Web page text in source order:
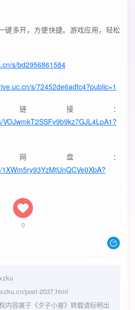
键多开，方便快捷。游戏应用，轻松
s/bd2956861584
s/72452de6adfc4?public=1
接：
盘：
0
post-2037.html
内容属于《夕子小屋》转载请标明出